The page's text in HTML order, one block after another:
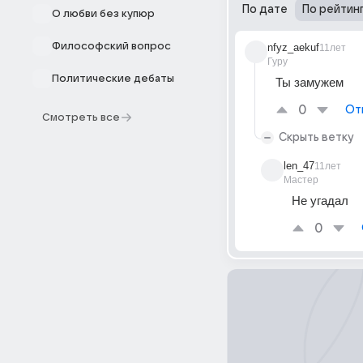
О любви без купюр
Философский вопрос
Политические дебаты
Смотреть все
По дате По
nfyz_aekuf
Гуру
11лет
Ты замужем
0
Скрыть ветку
len_47
Мастер
11лет
Не угадал
0